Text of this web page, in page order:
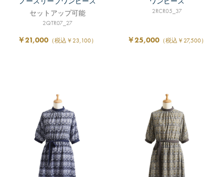
セットアップ可能
2QTR07_27
￥21,000 （税込￥23,100）
2RCR05_37
￥25,000（税込￥27,500）